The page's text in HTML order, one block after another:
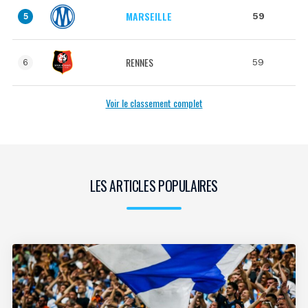
5 MARSEILLE 59
6 RENNES 59
Voir le classement complet
LES ARTICLES POPULAIRES